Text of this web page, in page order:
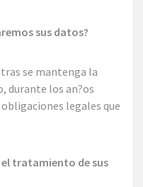
sus datos?
se mantenga la
durante los an?os
legales que
el tratamiento de sus